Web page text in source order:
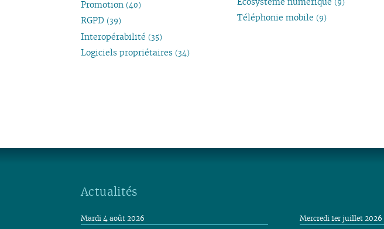
Promotion (40)
RGPD (39)
Interopérabilité (35)
Logiciels propriétaires (34)
Téléphonie mobile (9)
Actualités
Mardi 4 août 2026 Mercredi 1er juillet 2026